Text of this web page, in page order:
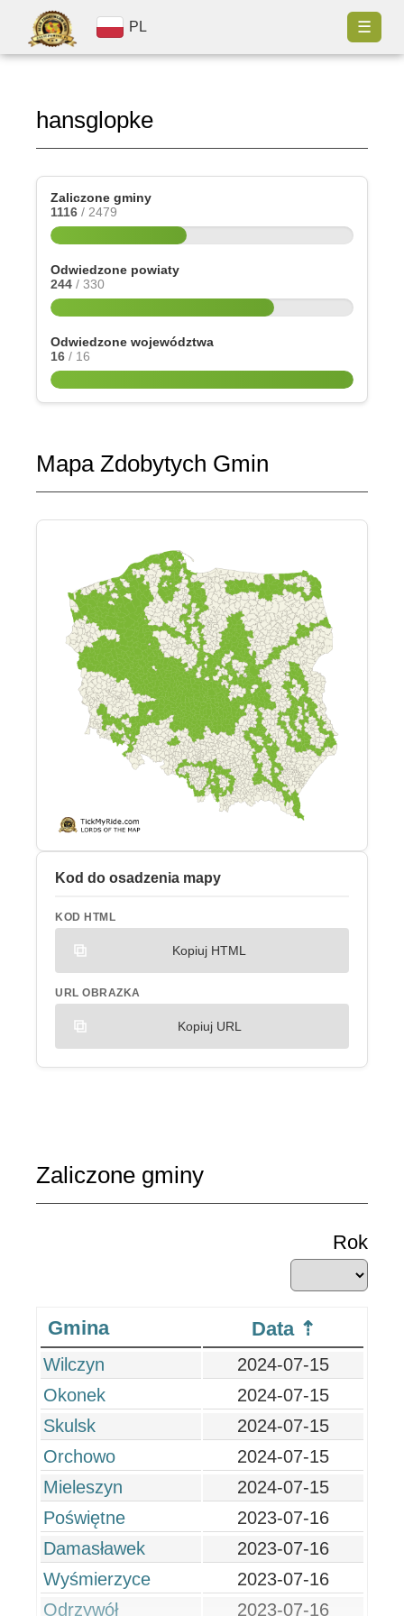
PL ☰
hansglopke
Zaliczone gminy
1116 / 2479
Odwiedzone powiaty
244 / 330
Odwiedzone województwa
16 / 16
Mapa Zdobytych Gmin
Kod do osadzenia mapy
KOD HTML
Kopiuj HTML
URL OBRAZKA
Kopiuj URL
Zaliczone gminy
Rok
Gmina Data
Wilczyn
2024-07-15
Okonek
2024-07-15
Skulsk
2024-07-15
Orchowo
2024-07-15
Mieleszyn
2024-07-15
Poświętne
2023-07-16
Damasławek
2023-07-16
Wyśmierzyce
2023-07-16
Odrzywół
2023-07-16